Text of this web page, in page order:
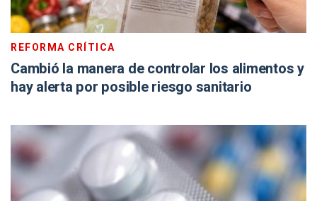
REFORMA CRÍTICA
Cambió la manera de controlar los alimentos y
hay alerta por posible riesgo sanitario